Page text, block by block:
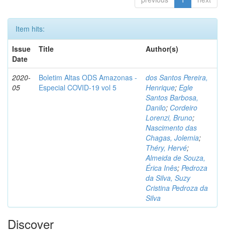
Item hits:
Issue
Date
Title Author(s)
2020-
05
Boletim Altas ODS Amazonas -
Especial COVID-19 vol 5
dos Santos Pereira,
Henrique; Egle
Santos Barbosa,
Danilo; Cordeiro
Lorenzi, Bruno;
Nascimento das
Chagas, Jolemia;
Théry, Hervé;
Almeida de Souza,
Érica Inês; Pedroza
da Silva, Suzy
Cristina Pedroza da
Silva
Discover